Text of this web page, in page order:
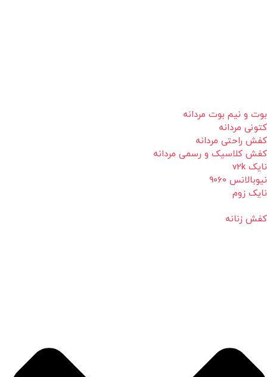
بوت و نیم بوت مردانه
کتونی مردانه
کفش راحتی مردانه
کفش کلاسیک و رسمی مردانه
نایک v2k
نیوبالانس 9060
نایک زوم
کفش زنانه